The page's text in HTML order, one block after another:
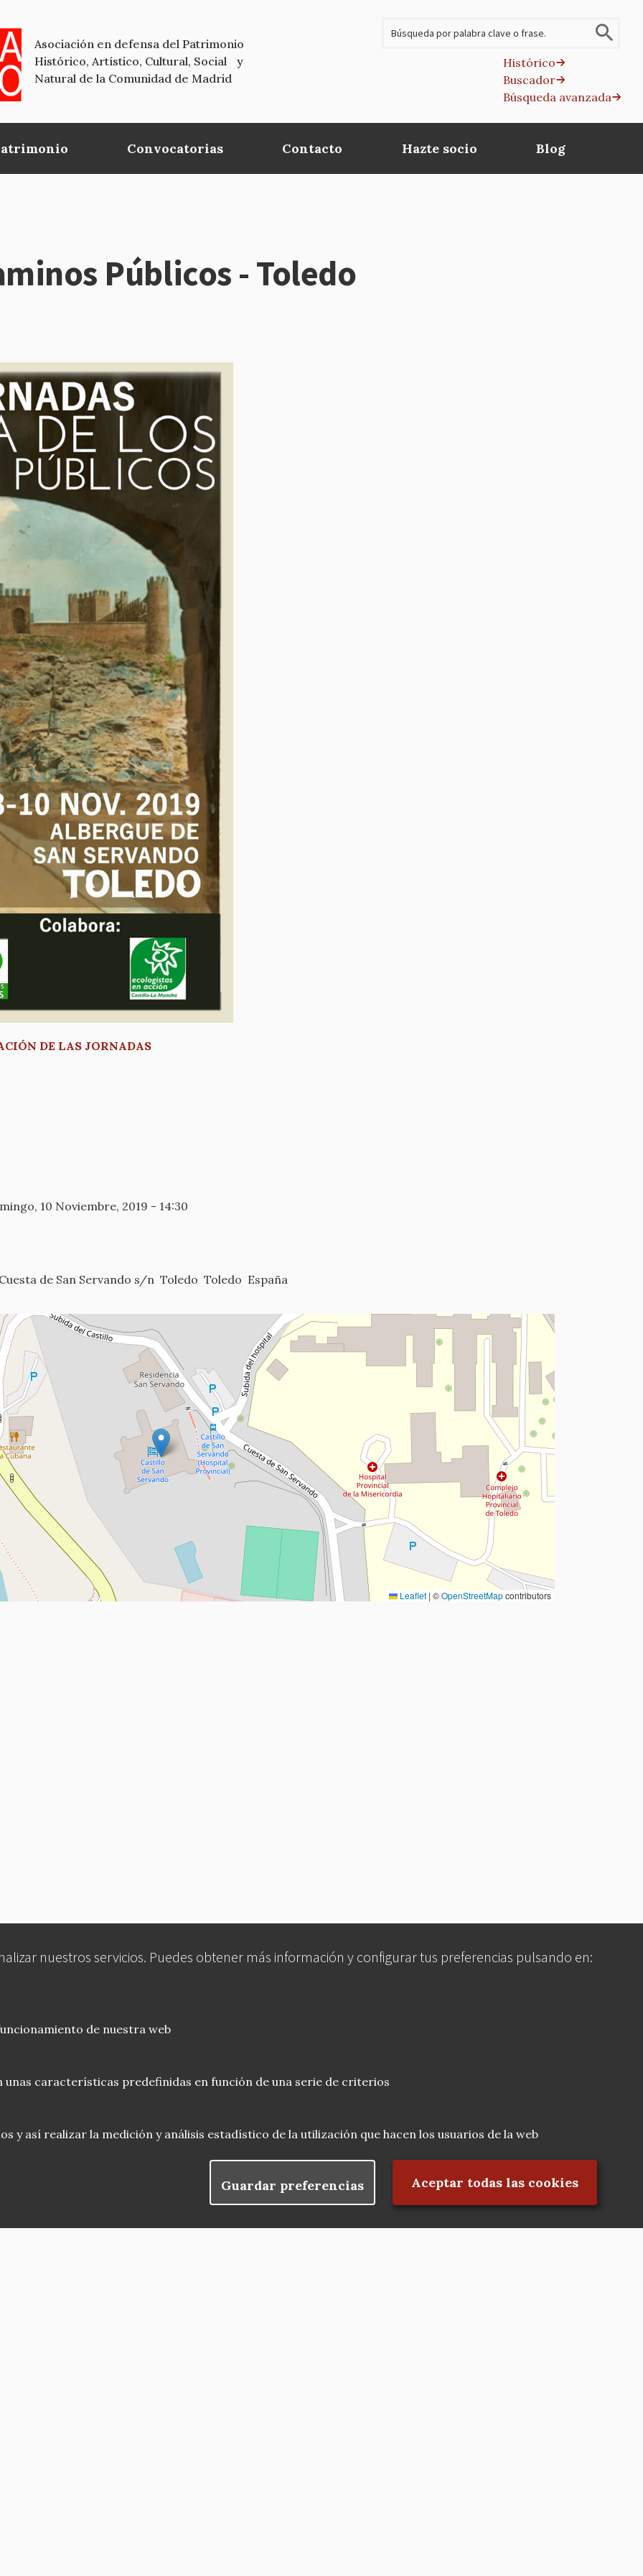
nuestros servicios. Puedes obtener más información y configurar tus preferencias pulsando en:
de nuestra web
unas características predefinidas en función de una serie de criterios
y así realizar la medición y análisis estadístico de la utilización que hacen los usuarios de la web
Guardar preferencias Aceptar todas las cookies
Rechazar el consentimiento
Asociación en defensa del Patrimonio
Histórico, Artístico, Cultural, Social y
Natural de la Comunidad de Madrid
Histórico
Buscador
Búsqueda avanzada
Convocatorias Contacto Hazte socio Blog
Públicos - Toledo
DE LAS JORNADAS
10 Noviembre, 2019 - 14:30
de San Servando s/n Toledo Toledo España
Leaflet | ©OpenStreetMapcontributors